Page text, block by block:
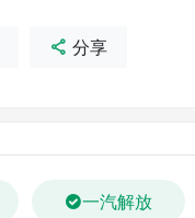
效率，不仅树立了行
以此次技术革新为
分享
一汽解放